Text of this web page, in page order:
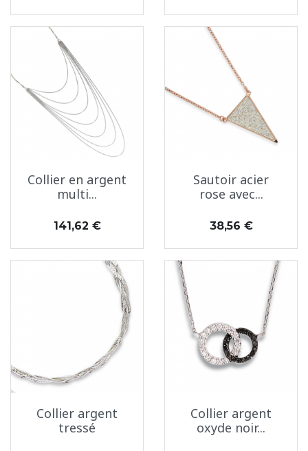
Collier en argent
multi...
Prix
141,62 €
Sautoir acier
rose avec...
Prix
38,56 €
Collier argent
tressé
Collier argent
oxyde noir...